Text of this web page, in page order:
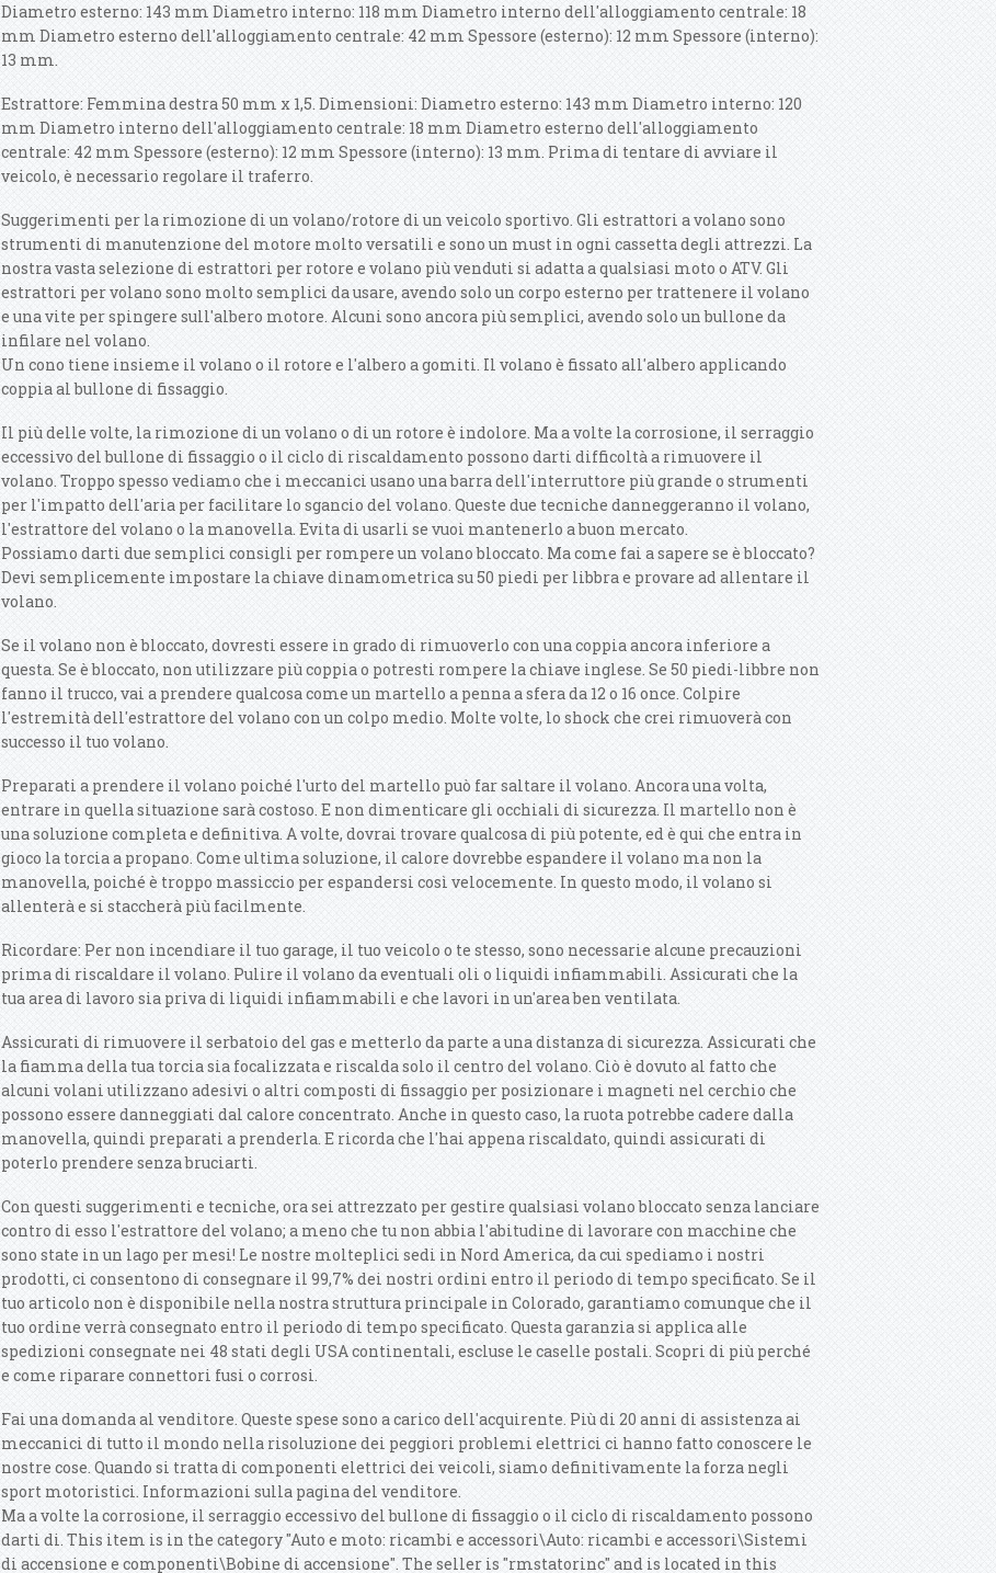
Diametro esterno: 143 mm Diametro interno: 118 mm Diametro interno dell'alloggiamento centrale: 18
mm Diametro esterno dell'alloggiamento centrale: 42 mm Spessore (esterno): 12 mm Spessore (interno):
13 mm.
Estrattore: Femmina destra 50 mm x 1,5. Dimensioni: Diametro esterno: 143 mm Diametro interno: 120
mm Diametro interno dell'alloggiamento centrale: 18 mm Diametro esterno dell'alloggiamento
centrale: 42 mm Spessore (esterno): 12 mm Spessore (interno): 13 mm. Prima di tentare di avviare il
veicolo, è necessario regolare il traferro.
Suggerimenti per la rimozione di un volano/rotore di un veicolo sportivo. Gli estrattori a volano sono
strumenti di manutenzione del motore molto versatili e sono un must in ogni cassetta degli attrezzi. La
nostra vasta selezione di estrattori per rotore e volano più venduti si adatta a qualsiasi moto o ATV. Gli
estrattori per volano sono molto semplici da usare, avendo solo un corpo esterno per trattenere il volano
e una vite per spingere sull'albero motore. Alcuni sono ancora più semplici, avendo solo un bullone da
infilare nel volano.
Un cono tiene insieme il volano o il rotore e l'albero a gomiti. Il volano è fissato all'albero applicando
coppia al bullone di fissaggio.
Il più delle volte, la rimozione di un volano o di un rotore è indolore. Ma a volte la corrosione, il serraggio
eccessivo del bullone di fissaggio o il ciclo di riscaldamento possono darti difficoltà a rimuovere il
volano. Troppo spesso vediamo che i meccanici usano una barra dell'interruttore più grande o strumenti
per l'impatto dell'aria per facilitare lo sgancio del volano. Queste due tecniche danneggeranno il volano,
l'estrattore del volano o la manovella. Evita di usarli se vuoi mantenerlo a buon mercato.
Possiamo darti due semplici consigli per rompere un volano bloccato. Ma come fai a sapere se è bloccato?
Devi semplicemente impostare la chiave dinamometrica su 50 piedi per libbra e provare ad allentare il
volano.
Se il volano non è bloccato, dovresti essere in grado di rimuoverlo con una coppia ancora inferiore a
questa. Se è bloccato, non utilizzare più coppia o potresti rompere la chiave inglese. Se 50 piedi-libbre non
fanno il trucco, vai a prendere qualcosa come un martello a penna a sfera da 12 o 16 once. Colpire
l'estremità dell'estrattore del volano con un colpo medio. Molte volte, lo shock che crei rimuoverà con
successo il tuo volano.
Preparati a prendere il volano poiché l'urto del martello può far saltare il volano. Ancora una volta,
entrare in quella situazione sarà costoso. E non dimenticare gli occhiali di sicurezza. Il martello non è
una soluzione completa e definitiva. A volte, dovrai trovare qualcosa di più potente, ed è qui che entra in
gioco la torcia a propano. Come ultima soluzione, il calore dovrebbe espandere il volano ma non la
manovella, poiché è troppo massiccio per espandersi così velocemente. In questo modo, il volano si
allenterà e si staccherà più facilmente.
Ricordare: Per non incendiare il tuo garage, il tuo veicolo o te stesso, sono necessarie alcune precauzioni
prima di riscaldare il volano. Pulire il volano da eventuali oli o liquidi infiammabili. Assicurati che la
tua area di lavoro sia priva di liquidi infiammabili e che lavori in un'area ben ventilata.
Assicurati di rimuovere il serbatoio del gas e metterlo da parte a una distanza di sicurezza. Assicurati che
la fiamma della tua torcia sia focalizzata e riscalda solo il centro del volano. Ciò è dovuto al fatto che
alcuni volani utilizzano adesivi o altri composti di fissaggio per posizionare i magneti nel cerchio che
possono essere danneggiati dal calore concentrato. Anche in questo caso, la ruota potrebbe cadere dalla
manovella, quindi preparati a prenderla. E ricorda che l'hai appena riscaldato, quindi assicurati di
poterlo prendere senza bruciarti.
Con questi suggerimenti e tecniche, ora sei attrezzato per gestire qualsiasi volano bloccato senza lanciare
contro di esso l'estrattore del volano; a meno che tu non abbia l'abitudine di lavorare con macchine che
sono state in un lago per mesi! Le nostre molteplici sedi in Nord America, da cui spediamo i nostri
prodotti, ci consentono di consegnare il 99,7% dei nostri ordini entro il periodo di tempo specificato. Se il
tuo articolo non è disponibile nella nostra struttura principale in Colorado, garantiamo comunque che il
tuo ordine verrà consegnato entro il periodo di tempo specificato. Questa garanzia si applica alle
spedizioni consegnate nei 48 stati degli USA continentali, escluse le caselle postali. Scopri di più perché
e come riparare connettori fusi o corrosi.
Fai una domanda al venditore. Queste spese sono a carico dell'acquirente. Più di 20 anni di assistenza ai
meccanici di tutto il mondo nella risoluzione dei peggiori problemi elettrici ci hanno fatto conoscere le
nostre cose. Quando si tratta di componenti elettrici dei veicoli, siamo definitivamente la forza negli
sport motoristici. Informazioni sulla pagina del venditore.
Ma a volte la corrosione, il serraggio eccessivo del bullone di fissaggio o il ciclo di riscaldamento possono
darti di. This item is in the category "Auto e moto: ricambi e accessori\Auto: ricambi e accessori\Sistemi
di accensione e componenti\Bobine di accensione". The seller is "rmstatorinc" and is located in this